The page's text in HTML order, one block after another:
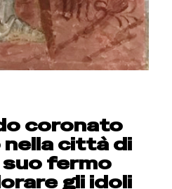
coronato
città di
fermo
gli idoli